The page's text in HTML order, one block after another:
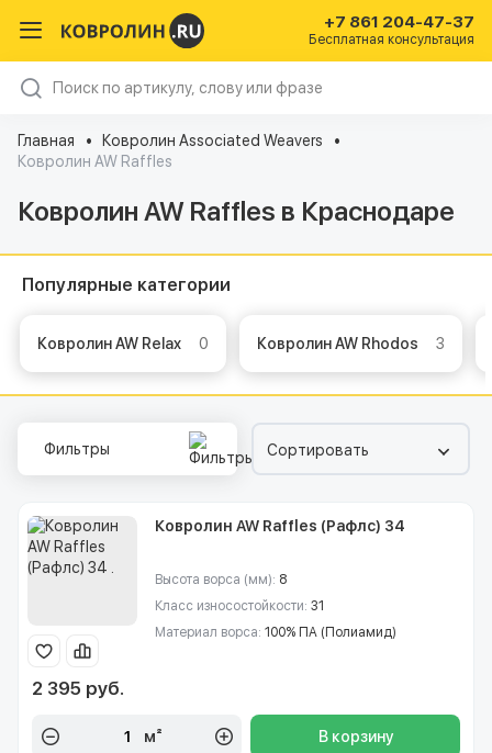
+7 861 204-47-37
Бесплатная консультация
Главная
Ковролин Associated Weavers
Ковролин AW Raffles
Ковролин AW Raffles в Краснодаре
Популярные категории
Ковролин AW Relax 0 Ковролин AW Rhodos 3
Фильтры Сортировать
Ковролин AW Raffles (Рафлс) 34
Высота ворса (мм): 8
Класс износостойкости: 31
Материал ворса: 100% ПА (Полиамид)
2 395 руб.
м² В корзину